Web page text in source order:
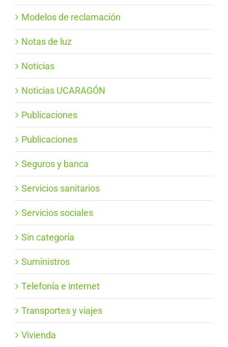
Modelos de reclamación
Notas de luz
Noticias
Noticias UCARAGÓN
Publicaciones
Publicaciones
Seguros y banca
Servicios sanitarios
Servicios sociales
Sin categoría
Suministros
Telefonía e internet
Transportes y viajes
Vivienda